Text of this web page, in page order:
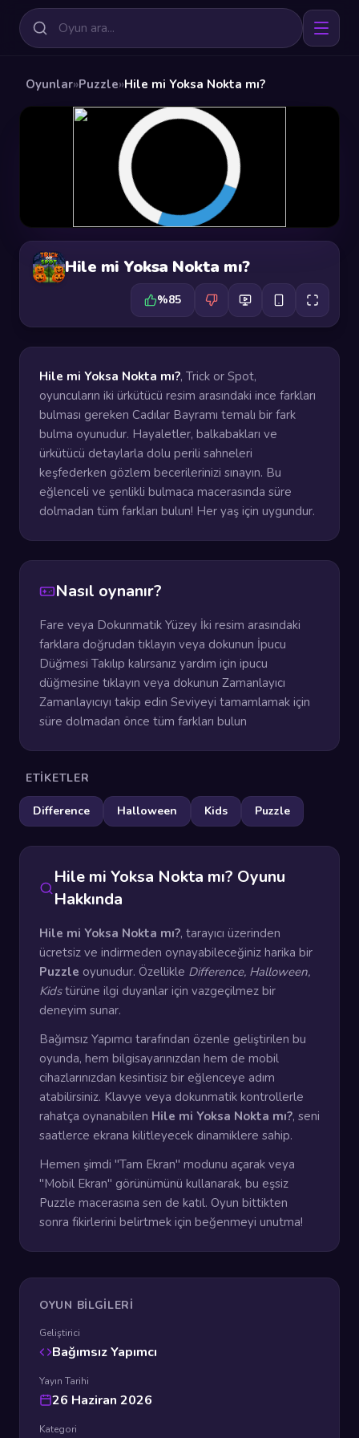
Oyunlar»Puzzle»Hile mi Yoksa Nokta mı?
Hile mi Yoksa Nokta mı?
%85
Hile mi Yoksa Nokta mı?, Trick or Spot,
oyuncuların iki ürkütücü resim arasındaki ince farkları
bulması gereken Cadılar Bayramı temalı bir fark
bulma oyunudur. Hayaletler, balkabakları ve
ürkütücü detaylarla dolu perili sahneleri
keşfederken gözlem becerilerinizi sınayın. Bu
eğlenceli ve şenlikli bulmaca macerasında süre
dolmadan tüm farkları bulun! Her yaş için uygundur.
Nasıl oynanır?
Fare veya Dokunmatik Yüzey İki resim arasındaki
farklara doğrudan tıklayın veya dokunun İpucu
Düğmesi Takılıp kalırsanız yardım için ipucu
düğmesine tıklayın veya dokunun Zamanlayıcı
Zamanlayıcıyı takip edin Seviyeyi tamamlamak için
süre dolmadan önce tüm farkları bulun
ETIKETLER
Difference Halloween Kids Puzzle
Hile mi Yoksa Nokta mı? Oyunu
Hakkında
Hile mi Yoksa Nokta mı?, tarayıcı üzerinden
ücretsiz ve indirmeden oynayabileceğiniz harika bir
Puzzle oyunudur. Özellikle Difference, Halloween,
Kidstürüne ilgi duyanlar için vazgeçilmez bir
deneyim sunar.
Bağımsız Yapımcı tarafından özenle geliştirilen bu
oyunda, hem bilgisayarınızdan hem de mobil
cihazlarınızdan kesintisiz bir eğlenceye adım
atabilirsiniz. Klavye veya dokunmatik kontrollerle
rahatça oynanabilen Hile mi Yoksa Nokta mı?, seni
saatlerce ekrana kilitleyecek dinamiklere sahip.
Hemen şimdi "Tam Ekran" modunu açarak veya
"Mobil Ekran" görünümünü kullanarak, bu eşsiz
Puzzle macerasına sen de katıl. Oyun bittikten
sonra fikirlerini belirtmek için beğenmeyi unutma!
OYUN BILGILERI
Geliştirici
Bağımsız Yapımcı
Yayın Tarihi
26 Haziran 2026
Kategori